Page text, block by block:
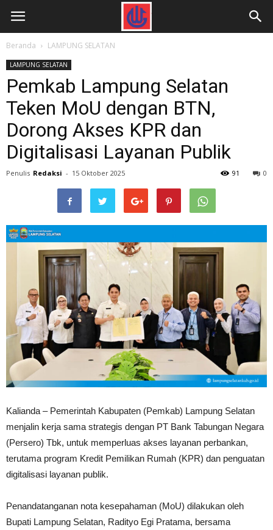
Beranda LAMPUNG SELATAN
LAMPUNG SELATAN
Pemkab Lampung Selatan
Teken MoU dengan BTN,
Dorong Akses KPR dan
Digitalisasi Layanan Publik
Penulis Redaksi - 15 Oktober 2025 0
91
Kalianda – Pemerintah Kabupaten (Pemkab) Lampung Selatan
menjalin kerja sama strategis dengan PT Bank Tabungan Negara
(Persero) Tbk, untuk memperluas akses layanan perbankan,
terutama program Kredit Pemilikan Rumah (KPR) dan penguatan
digitalisasi layanan publik.
Penandatanganan nota kesepahaman (MoU) dilakukan oleh
Bupati Lampung Selatan, Radityo Egi Pratama, bersama